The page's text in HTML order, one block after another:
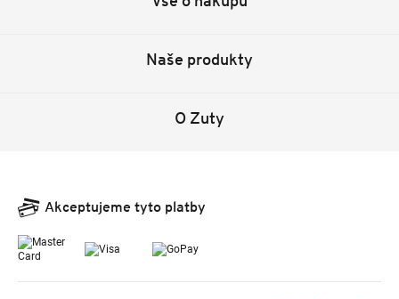
Naše produkty
O Zuty
Akceptujeme tyto platby